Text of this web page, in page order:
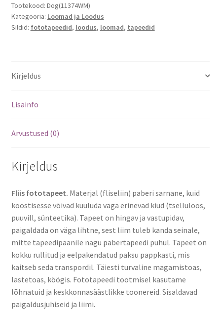
Tootekood: Dog(11374WM)
Kategooria: Loomad ja Loodus
Sildid: fototapeedid, loodus, loomad, tapeedid
Kirjeldus
Lisainfo
Arvustused (0)
Kirjeldus
Fliis fototapeet. Materjal (fliseliin) paberi sarnane, kuid
koostisesse võivad kuuluda väga erinevad kiud (tselluloos,
puuvill, sünteetika). Tapeet on hingav ja vastupidav,
paigaldada on väga lihtne, sest liim tuleb kanda seinale,
mitte tapeedipaanile nagu pabertapeedi puhul. Tapeet on
kokku rullitud ja eelpakendatud paksu pappkasti, mis
kaitseb seda transpordil. Täiesti turvaline magamistoas,
lastetoas, köögis. Fototapeedi tootmisel kasutame
lõhnatuid ja keskkonnasäästlikke toonereid. Sisaldavad
paigaldusjuhiseid ja liimi.